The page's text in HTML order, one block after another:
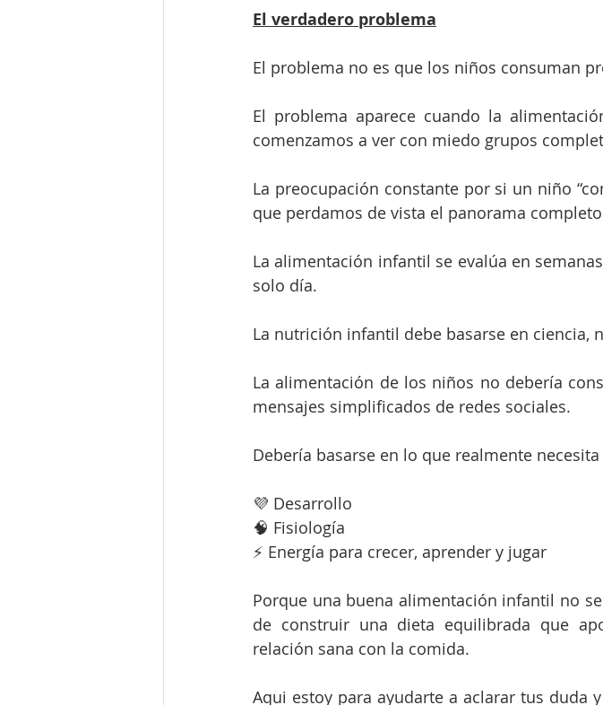
El verdadero problema
El problema no es que los niños consuman
El problema aparece cuando la
comenzamos a ver con miedo grupos
La preocupación constante por si un niño
que perdamos de vista el panorama
La alimentación infantil se evalúa en
solo día.
La nutrición infantil debe basarse en ciencia,
La alimentación de los niños no debería
mensajes simplificados de redes sociales.
Debería basarse en lo que realmente
💜 Desarrollo
🧠 Fisiología
⚡ Energía para crecer, aprender y jugar
Porque una buena alimentación infantil no
de construir una dieta equilibrada que
relación sana con la comida.
Aqui estoy para ayudarte a aclarar tus duda